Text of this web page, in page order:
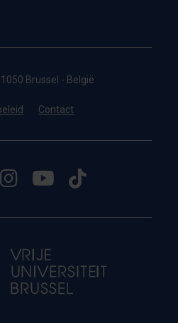
Brussel - België
Contact